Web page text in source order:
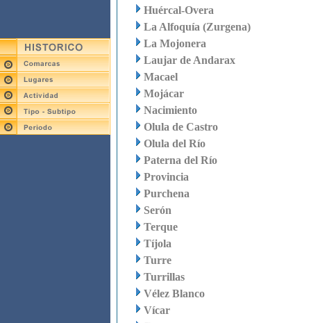
Huércal-Overa
La Alfoquía (Zurgena)
La Mojonera
Laujar de Andarax
Macael
Mojácar
Nacimiento
Olula de Castro
Olula del Río
Paterna del Río
Provincia
Purchena
Serón
Terque
Tíjola
Turre
Turrillas
Vélez Blanco
Vícar